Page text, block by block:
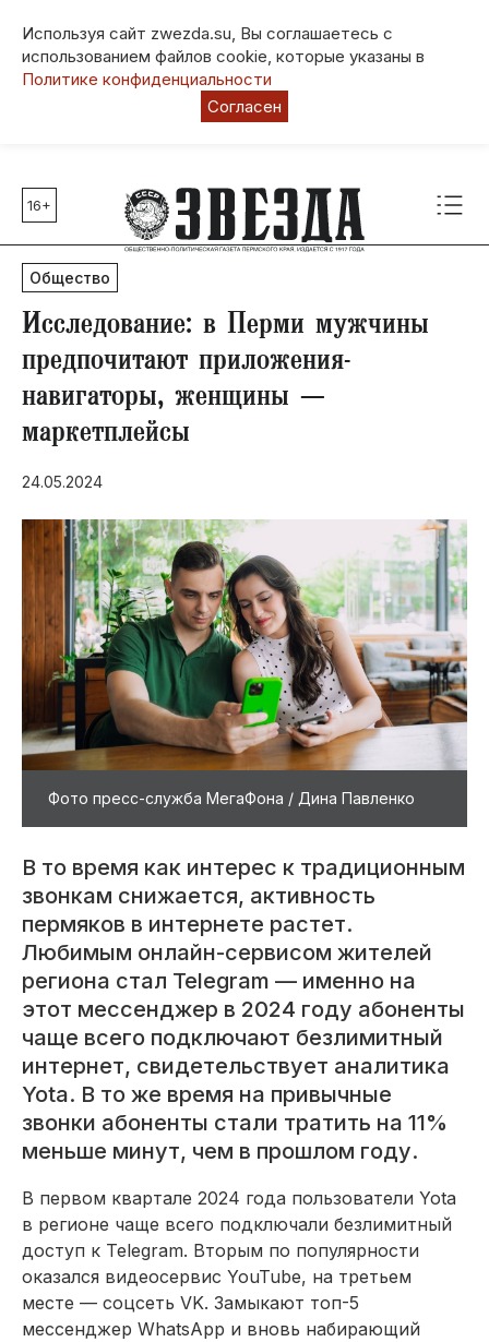
Используя сайт zwezda.su, Вы соглашаетесь с
использованием файлов cookie, которые указаны в
Политике конфиденциальности
Согласен
Главные темы
80 лет Победы
Молодежная столица РФ
СВО
Социальная поддержка
Инфраструктура
Благоустройство
16+
Общество
Исследование: в Перми мужчины
предпочитают приложения-
навигаторы, женщины —
маркетплейсы
24.05.2024
Фото пресс-служба МегаФона / Дина Павленко
В то время как интерес к традиционным
звонкам снижается, активность
пермяков в интернете растет.
Любимым онлайн-сервисом жителей
региона стал Telegram — именно на
этот мессенджер в 2024 году абоненты
чаще всего подключают безлимитный
интернет, свидетельствует аналитика
Yota. В то же время на привычные
звонки абоненты стали тратить на 11%
меньше минут, чем в прошлом году.
В первом квартале 2024 года пользователи Yota
в регионе чаще всего подключали безлимитный
доступ к Telegram. Вторым по популярности
оказался видеосервис YouTube, на третьем
месте — соцсеть VK. Замыкают топ-5
мессенджер WhatsApp и вновь набирающий